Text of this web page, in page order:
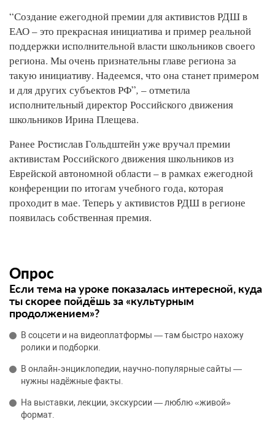
“Создание ежегодной премии для активистов РДШ в
ЕАО – это прекрасная инициатива и пример реальной
поддержки исполнительной власти школьников своего
региона. Мы очень признательны главе региона за
такую инициативу. Надеемся, что она станет примером
и для других субъектов РФ”, – отметила
исполнительный директор Российского движения
школьников Ирина Плещева.
Ранее Ростислав Гольдштейн уже вручал премии
активистам Российского движения школьников из
Еврейской автономной области – в рамках ежегодной
конференции по итогам учебного года, которая
проходит в мае. Теперь у активистов РДШ в регионе
появилась собственная премия.
Опрос
Если тема на уроке показалась интересной, куда
ты скорее пойдёшь за «культурным
продолжением»?
В соцсети и на видеоплатформы — там быстро нахожу
ролики и подборки.
В онлайн‑энциклопедии, научно‑популярные сайты —
нужны надёжные факты.
На выставки, лекции, экскурсии — люблю «живой»
формат.